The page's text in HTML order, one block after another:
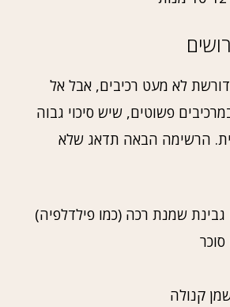
דורשת לא מעט רכיבים, אבל אל
פשוטים, שיש סיכוי גבוה
הרשימה הבאה תדאג שלא